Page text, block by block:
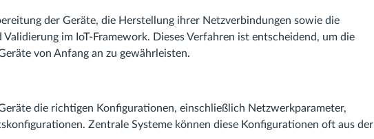
der Geräte, die Herstellung ihrer Netzverbindungen sowie die
im IoT-Framework. Dieses Verfahren ist entscheidend, um die
von Anfang an zu gewährleisten.
die richtigen Konfigurationen, einschließlich Netzwerkparameter,
Zentrale Systeme können diese Konfigurationen oft aus der